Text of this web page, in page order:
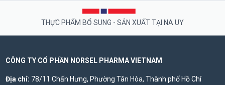
THỰC PHẨM BỔ SUNG - SẢN XUẤT TẠI NA UY
CÔNG TY CỔ PHẦN NORSEL PHARMA VIETNAM
Địa chỉ: 78/11 Chấn Hưng, Phường Tân Hòa, Thành phố Hồ Chí